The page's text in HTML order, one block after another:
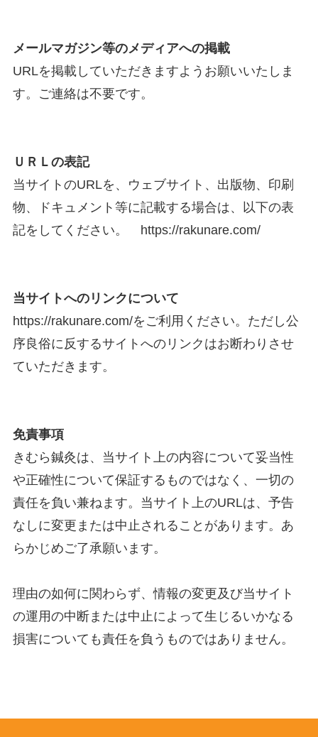
メールマガジン等のメディアへの掲載
URLを掲載していただきますようお願いいたしま
す。ご連絡は不要です。
ＵＲＬの表記
当サイトのURLを、ウェブサイト、出版物、印刷
物、ドキュメント等に記載する場合は、以下の表
記をしてください。 https://rakunare.com/
当サイトへのリンクについて
https://rakunare.com/をご利用ください。ただし公
序良俗に反するサイトへのリンクはお断わりさせ
ていただきます。
免責事項
きむら鍼灸は、当サイト上の内容について妥当性
や正確性について保証するものではなく、一切の
責任を負い兼ねます。当サイト上のURLは、予告
なしに変更または中止されることがあります。あ
らかじめご了承願います。
理由の如何に関わらず、情報の変更及び当サイト
の運用の中断または中止によって生じるいかなる
損害についても責任を負うものではありません。